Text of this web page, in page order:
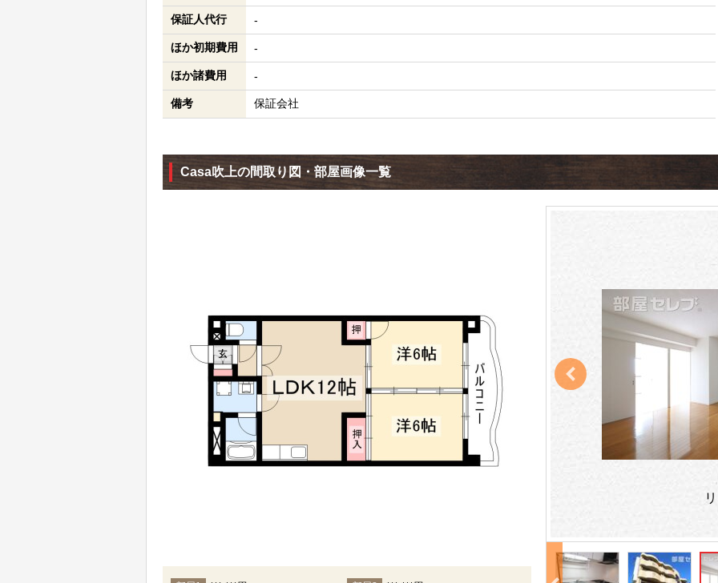
保証人代行 -
ほか初期費用 -
ほか諸費用 -
備考 保証会社
Casa吹上の間取り図・部屋画像一覧